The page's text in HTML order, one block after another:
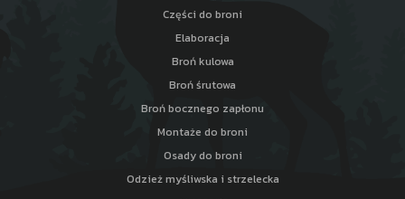
Części do broni
Elaboracja
Broń kulowa
Broń śrutowa
Broń bocznego zapłonu
Montaże do broni
Osady do broni
Odzież myśliwska i strzelecka